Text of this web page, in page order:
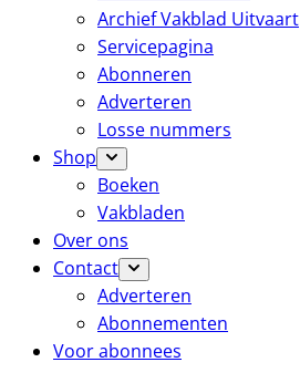
Archief Vakblad Uitvaart
Servicepagina
Abonneren
Adverteren
Losse nummers
Shop
Boeken
Vakbladen
Over ons
Contact
Adverteren
Abonnementen
Voor abonnees